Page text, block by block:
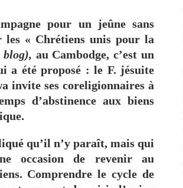
pour un jeûne sans
les « Chrétiens unis pour la
au Cambodge, c’est un
a été proposé : le F. jésuite
invite ses coreligionnaires à
d’abstinence aux biens
qu’il n’y paraît, mais qui
occasion de revenir au
Comprendre le cycle de